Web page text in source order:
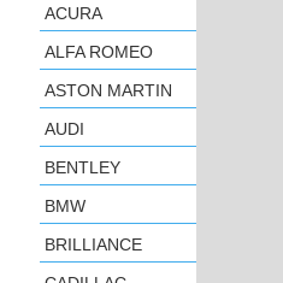
ACURA
ALFA ROMEO
ASTON MARTIN
AUDI
BENTLEY
BMW
BRILLIANCE